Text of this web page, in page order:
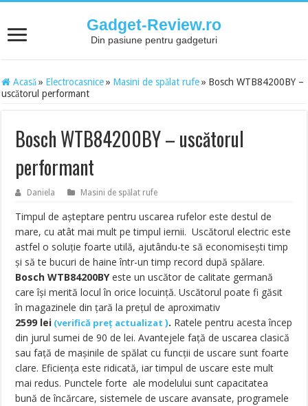
Gadget-Review.ro
Din pasiune pentru gadgeturi
Acasă » Electrocasnice » Masini de spălat rufe » Bosch WTB84200BY –
uscătorul performant
Bosch WTB84200BY – uscătorul
performant
Daniela Masini de spălat rufe
Timpul de așteptare pentru uscarea rufelor este destul de
mare, cu atât mai mult pe timpul iernii. Uscătorul electric este
astfel o soluție foarte utilă, ajutându-te să economisești timp
și să te bucuri de haine într-un timp record după spălare.
Bosch WTB84200BYeste un uscător de calitate germană
care își merită locul în orice locuință. Uscătorul poate fi găsit
în magazinele din țară la prețul de aproximativ
2599 lei (verifică preț actualizat). Ratele pentru acesta încep
din jurul sumei de 90 de lei. Avantejele față de uscarea clasică
sau față de mașinile de spălat cu funcții de uscare sunt foarte
clare. Eficiența este ridicată, iar timpul de uscare este mult
mai redus. Punctele forte ale modelului sunt capacitatea
bună de încărcare, sistemele de uscare avansate, programele